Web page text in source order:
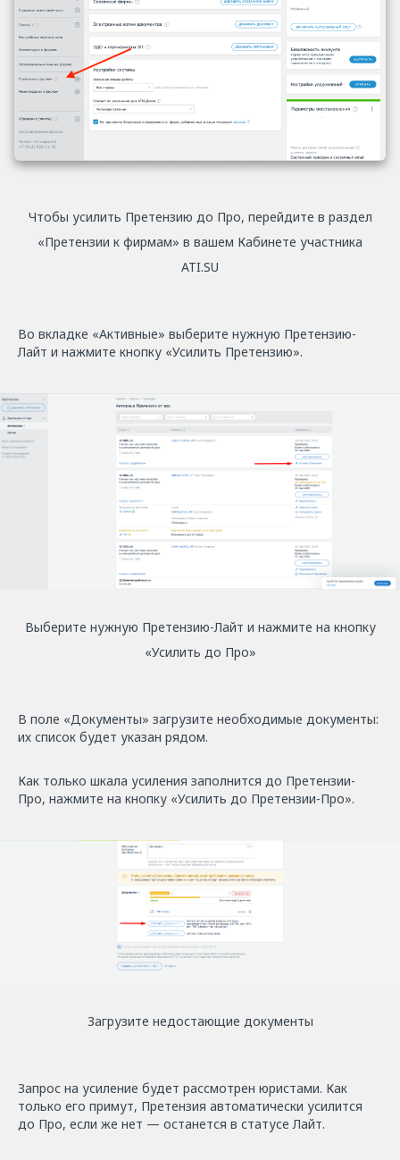
Чтобы усилить Претензию до Про, перейдите в раздел
«Претензии к фирмам» в вашем Кабинете участника
ATI.SU
Во вкладке «Активные» выберите нужную Претензию-
Лайт и нажмите кнопку «Усилить Претензию».
Выберите нужную Претензию-Лайт и нажмите на кнопку
«Усилить до Про»
В поле «Документы» загрузите необходимые документы:
их список будет указан рядом.
Как только шкала усиления заполнится до Претензии-
Про, нажмите на кнопку «Усилить до Претензии-Про».
Загрузите недостающие документы
Запрос на усиление будет рассмотрен юристами. Как
только его примут, Претензия автоматически усилится
до Про, если же нет — останется в статусе Лайт.